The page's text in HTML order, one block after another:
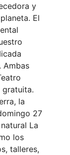
y
El
Ambas
gratuita.
la
27
La
los
talleres,